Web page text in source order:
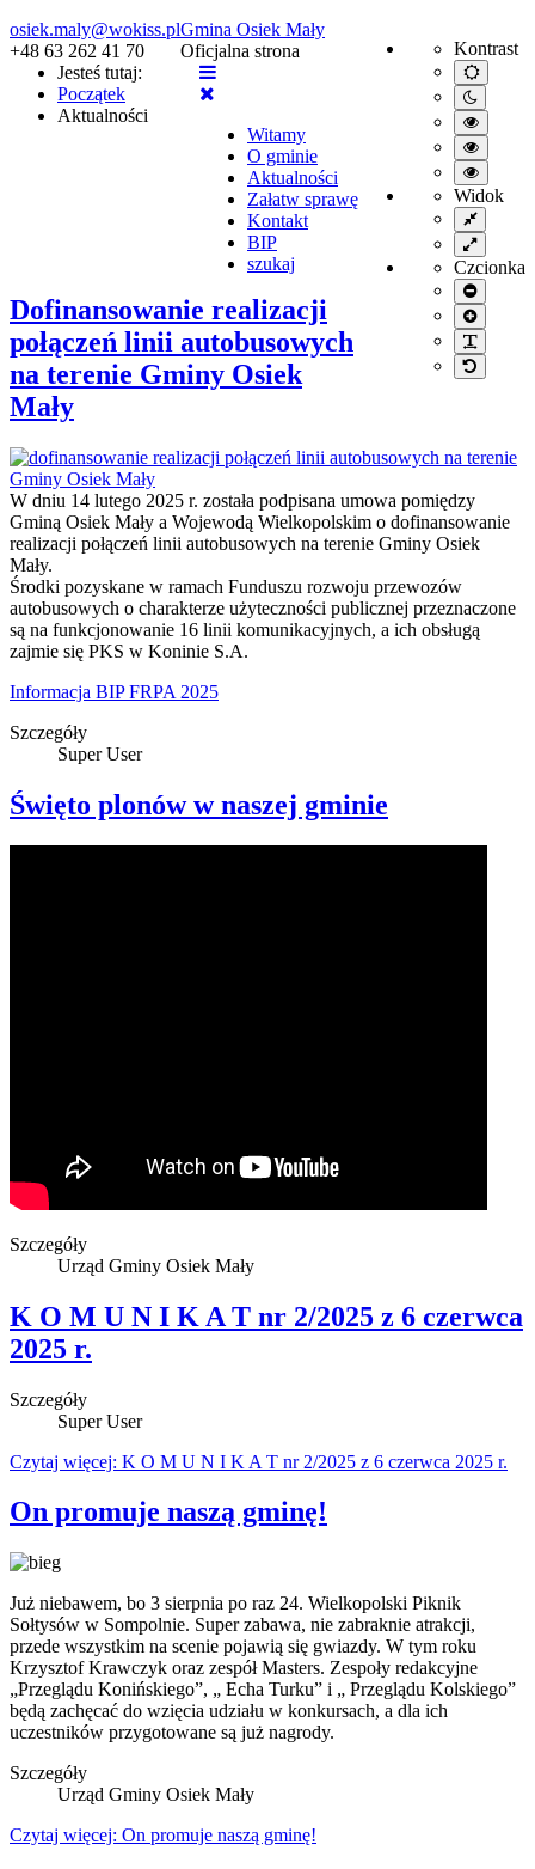
osiek.maly@wokiss.pl
+48 63 262 41 70
Kontrast
Default
mode
Night
mode
High
contrast
black/
mode.
High
contrast
black/
mode.
High
contrast
yellow/
mode.
Widok
Fixed
layout
Wide
layout
Czcionka
Smaller
font
Larger
font
Default
font
Gmina Osiek Mały
Oficjalna strona
Witamy
O gminie
Aktualności
Załatw sprawę
Kontakt
BIP
szukaj
Jesteś tutaj:
Początek
Aktualności
Dofinansowanie realizacji
połączeń linii autobusowych
na terenie Gminy Osiek
Mały
W dniu 14 lutego 2025 r. została podpisana umowa pomiędzy
Gminą Osiek Mały a Wojewodą Wielkopolskim o dofinansowanie
realizacji połączeń linii autobusowych na terenie Gminy Osiek
Mały.
Środki pozyskane w ramach Funduszu rozwoju przewozów
autobusowych o charakterze użyteczności publicznej przeznaczone
są na funkcjonowanie 16 linii komunikacyjnych, a ich obsługą
zajmie się PKS w Koninie S.A.
Informacja BIP FRPA 2025
Szczegóły
Super User
Święto plonów w naszej gminie
Szczegóły
Urząd Gminy Osiek Mały
K O M U N I K A T nr 2/2025 z 6 czerwca
2025 r.
Szczegóły
Super User
Czytaj więcej: K O M U N I K A T nr 2/2025 z 6 czerwca 2025 r.
On promuje naszą gminę!
Już niebawem, bo 3 sierpnia po raz 24. Wielkopolski Piknik
Sołtysów w Sompolnie. Super zabawa, nie zabraknie atrakcji,
przede wszystkim na scenie pojawią się gwiazdy. W tym roku
Krzysztof Krawczyk oraz zespół Masters. Zespoły redakcyjne
„Przeglądu Konińskiego”, „ Echa Turku” i „ Przeglądu Kolskiego”
będą zachęcać do wzięcia udziału w konkursach, a dla ich
uczestników przygotowane są już nagrody.
Szczegóły
Urząd Gminy Osiek Mały
Czytaj więcej: On promuje naszą gminę!